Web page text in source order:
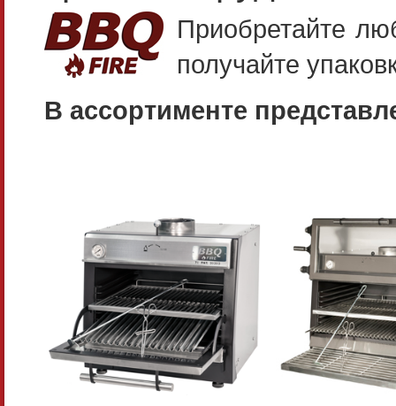
Приобретайте
получайте
В ассортименте